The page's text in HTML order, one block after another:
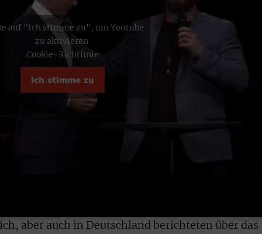
auf "Ich stimme zu", um Youtube
zu aktivieren
Cookie-Richtlinie
Ich stimme zu
aber auch in Deutschland berichteten über das